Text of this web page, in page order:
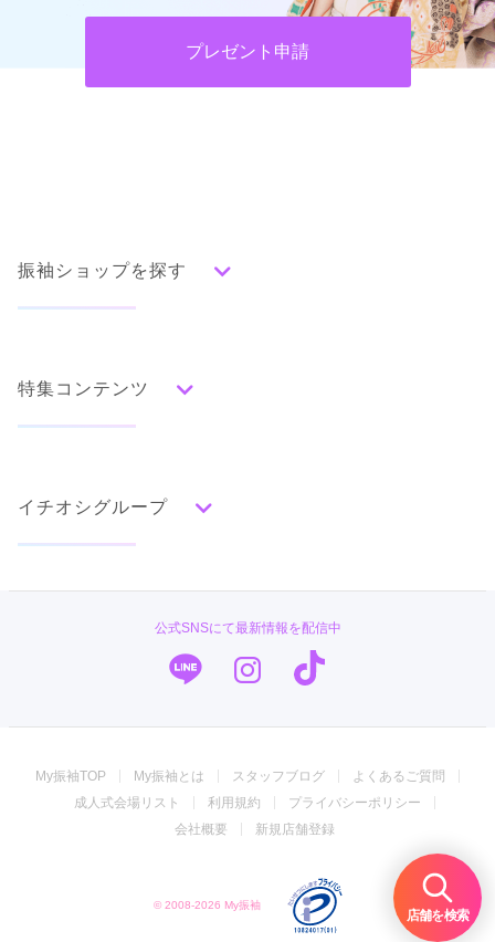
店舗を検索
プレゼント申請
振袖ショップを探す
みんなの振袖ランキングトップ
色別ランキング
グレー
黒 白
エレガント キュート クール
百合
橘 蝶 鶴 松竹梅 扇面 車
華籠
熨斗
宝尽 波 雪輪 雲取り 道長取り
矢絣
縞 その他
口コミから探す
特集コンテンツ
ママ振特集
個性的振袖コーディネート特集
成人式レポート
振袖ブランド特集
イチオシグループ
キモノハーツ／kimono hearts
ジョイフル恵利
振袖専門店 一蔵
公式SNSにて最新情報を配信中
My振袖TOP My振袖とは スタッフブログ
よくあるご質問
成人式会場リスト
利用規約
プライバシーポリシー
会社概要
新規店舗登録
© 2008-2026 My振袖